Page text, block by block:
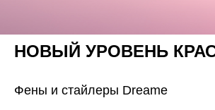
НОВЫЙ УРОВЕНЬ
Фены и стайлеры Dreame